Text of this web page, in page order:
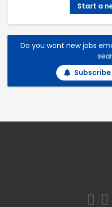
Start a
Do you want new jobs